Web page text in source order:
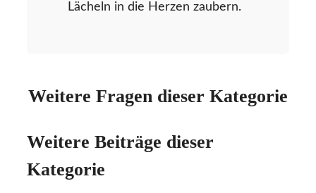
Lächeln in die Herzen zaubern.
Weitere Fragen dieser Kategorie
Weitere Beiträge dieser
Kategorie